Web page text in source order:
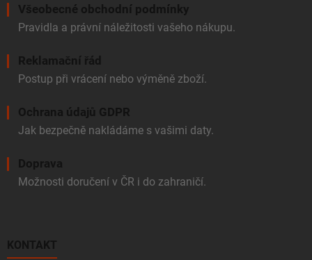
Všeobecné obchodní podmínky
Pravidla a právní náležitosti vašeho nákupu.
Reklamační řád
Postup při vrácení nebo výměně zboží.
Ochrana údajů GDPR
Jak bezpečně nakládáme s vašimi daty.
Doprava
Možnosti doručení v ČR i do zahraničí.
KONTAKT